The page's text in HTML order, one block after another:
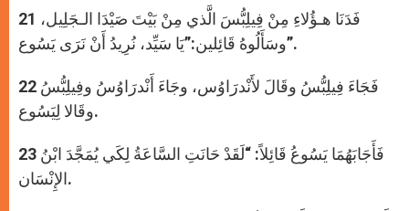
21 فَدَنَا هـؤُلاءِ مِنْ فِيلِبُّسَ الَّذي مِنْ بَيْتَ صَيْدَا الـجَلِيل،
وسَأَلُوهُ قَائِلين:”يَا سَيِّد، نُرِيدُ أَنْ نَرَى يَسُوع”.
22 فَجَاءَ فِيلِبُّسُ وقَالَ لأَنْدرَاوُس، وجَاءَ أَنْدرَاوُسُ وفِيلِبُّسُ
وقَالا لِيَسُوع.
23 فَأَجَابَهُمَا يَسُوعُ قَائِلاً: “لَقَدْ حَانَتِ السَّاعَةُ لِكَي يُمَجَّدَ ابْنُ
الإِنْسَان.